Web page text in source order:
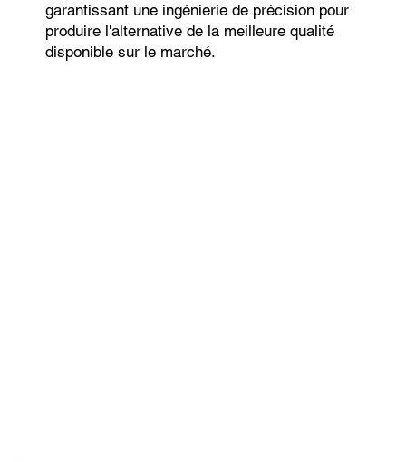
garantissant une ingénierie de précision pour
produire l'alternative de la meilleure qualité
disponible sur le marché.